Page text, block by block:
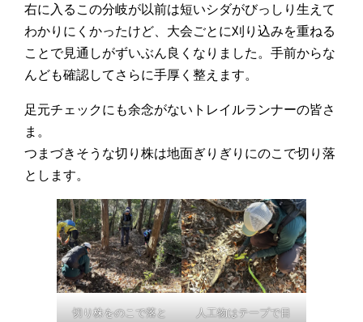
右に入るこの分岐が以前は短いシダがびっしり生えて
わかりにくかったけど、大会ごとに刈り込みを重ねる
ことで見通しがずいぶん良くなりました。手前からな
んども確認してさらに手厚く整えます。
足元チェックにも余念がないトレイルランナーの皆さ
ま。
つまづきそうな切り株は地面ぎりぎりにのこで切り落
とします。
切り株をのこで落と
人工物はテープで目